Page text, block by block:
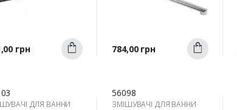
перегляд
грн Купити
перегляд
Ціна
784,00 грн Купити
ДЛЯ ВАННИ
56098
ЗМІШУВАЧІ ДЛЯ ВАННИ